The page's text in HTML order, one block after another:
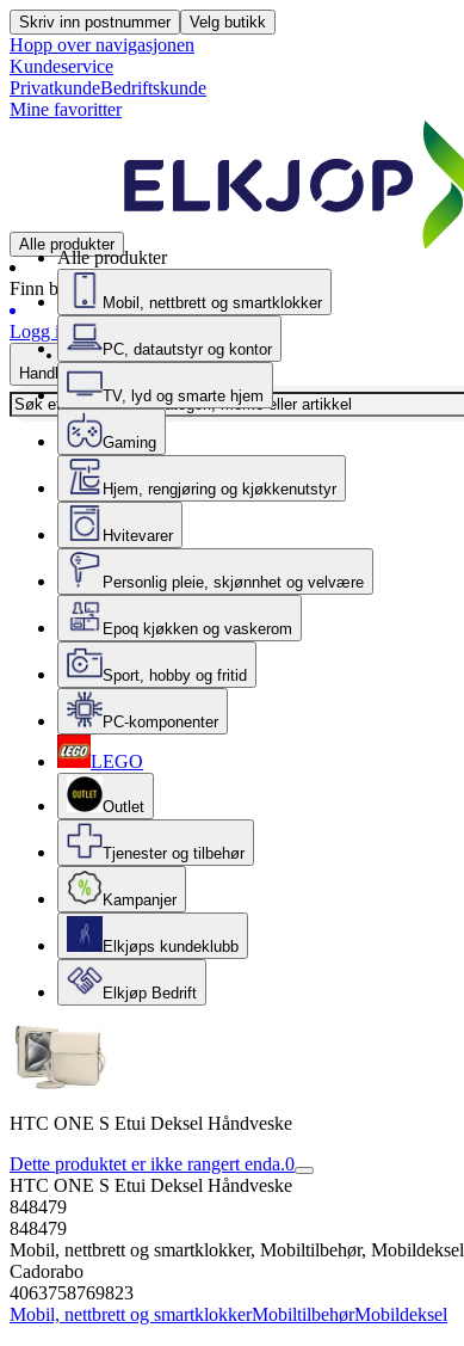
Skriv inn postnummer Velg butikk
Hopp over navigasjonen
Kundeservice
PrivatkundeBedriftskunde
Mine favoritter
Alle produkter
Finn butikk
Logg inn
Handlekurv
Alle produkter
Mobil, nettbrett og smartklokker
PC, datautstyr og kontor
TV, lyd og smarte hjem
Gaming
Hjem, rengjøring og kjøkkenutstyr
Hvitevarer
Personlig pleie, skjønnhet og velvære
Epoq kjøkken og vaskerom
Sport, hobby og fritid
PC-komponenter
LEGO
Outlet
Tjenester og tilbehør
Kampanjer
Elkjøps kundeklubb
Elkjøp Bedrift
HTC ONE S Etui Deksel Håndveske
Dette produktet er ikke rangert enda.0
HTC ONE S Etui Deksel Håndveske
848479
848479
Mobil, nettbrett og smartklokker, Mobiltilbehør, Mobildeksel
Cadorabo
4063758769823
Mobil, nettbrett og smartklokkerMobiltilbehørMobildeksel